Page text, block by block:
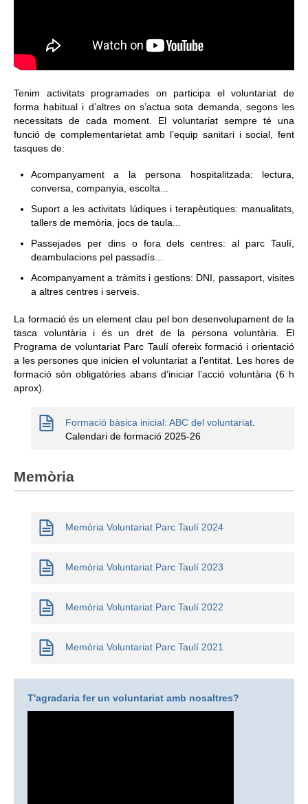
Tenim activitats programades on participa el voluntariat de
forma habitual i d’altres on s’actua sota demanda, segons les
necessitats de cada moment. El voluntariat sempre té una
funció de complementarietat amb l’equip sanitari i social, fent
tasques de:
Acompanyament a la persona hospitalitzada: lectura,
conversa, companyia, escolta...
Suport a les activitats lúdiques i terapèutiques: manualitats,
tallers de memòria, jocs de taula...
Passejades per dins o fora dels centres: al parc Taulí,
deambulacions pel passadís...
Acompanyament a tràmits i gestions: DNI, passaport, visites
a altres centres i serveis.
La formació és un element clau pel bon desenvolupament de la
tasca voluntària i és un dret de la persona voluntària. El
Programa de voluntariat Parc Taulí ofereix formació i orientació
a les persones que inicien el voluntariat a l’entitat. Les hores de
formació són obligatòries abans d’iniciar l’acció voluntària (6 h
aprox).
Formació bàsica inicial: ABC del voluntariat
Calendari de formació 2025-26
Memòria
Memòria Voluntariat Parc Taulí 2024
Memòria Voluntariat Parc Taulí 2023
Memòria Voluntariat Parc Taulí 2022
Memòria Voluntariat Parc Taulí 2021
T'agradaria fer un voluntariat amb nosaltres?